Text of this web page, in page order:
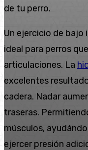
de tu perro.
Un ejercicio de
ideal para perros
articulaciones. La
excelentes
cadera. Nadar
traseras.
músculos,
ejercer presión